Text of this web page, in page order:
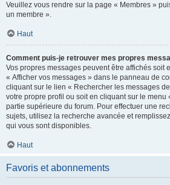
Veuillez vous rendre sur la page « Membres »
un membre ».
Haut
Comment puis-je retrouver mes propres
Vos propres messages peuvent être affichés soit
« Afficher vos messages » dans le panneau de
cliquant sur le lien « Rechercher les messages
votre propre profil ou soit en cliquant sur le menu
partie supérieure du forum. Pour effectuer une
sujets, utilisez la recherche avancée et
qui vous sont disponibles.
Haut
Favoris et abonnements